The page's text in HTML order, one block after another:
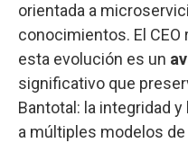
orientada a
conocimientos. El
esta evolución es un
significativo que
Bantotal: la integridad
a múltiples modelos